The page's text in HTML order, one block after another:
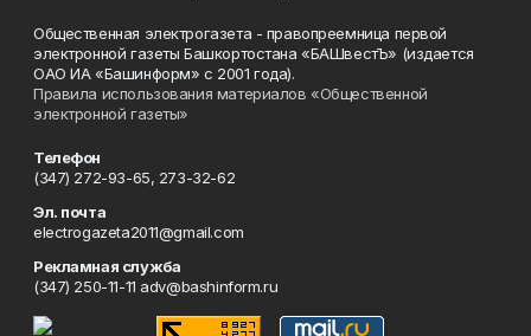
Общественная электрогазета - правопреемница первой
электронной газеты Башкортостана «БАШвестЪ» (издается
ОАО ИА «Башинформ» с 2001 года).
Правила использования материалов «Общественной
электронной газеты»
Телефон
(347) 272-93-65, 273-32-62
Эл. почта
electrogazeta2011@gmail.com
Рекламная служба
(347) 250-11-11 adv@bashinform.ru